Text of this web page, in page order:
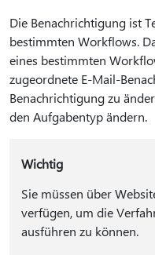
Die Benachrichtigung ist
bestimmten Workflows.
eines bestimmten
zugeordnete E-Mail-
Benachrichtigung zu
den Aufgabentyp ändern.
Wichtig
Sie müssen über
verfügen, um die
ausführen zu können.